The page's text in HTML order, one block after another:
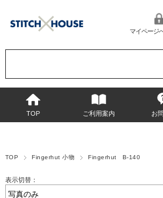
マイページ
TOP ご利用案内 お
TOP Fingerhut 小物 Fingerhut B-140
表示切替：